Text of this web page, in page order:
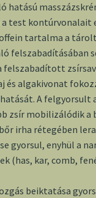
hatású
a test kontúrvonalait
tartalma a
felszabadításában
algakivonat
A felgyorsult
zsír mobilizálódik a
irha rétegében
gyorsul, enyhül a
(has, kar, comb,
beiktatása